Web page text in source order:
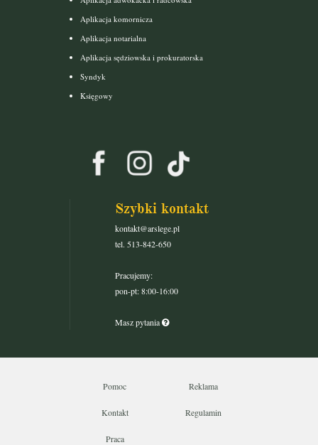
Aplikacja komornicza
Aplikacja notarialna
Aplikacja sędziowska i prokuratorska
Syndyk
Księgowy
Szybki kontakt
kontakt@arslege.pl
tel. 513-842-650
Pracujemy:
pon-pt: 8:00-16:00
Masz pytania
Pomoc Reklama
Kontakt Regulamin
Praca